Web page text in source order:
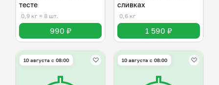
тесте
0,9 кг ≈ 8 шт.
990 ₽
сливках
0,6 кг
1 590 ₽
10 августа с 08:00 10 августа с 08:00